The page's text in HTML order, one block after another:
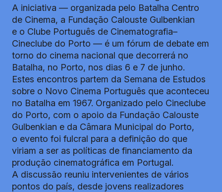
A iniciativa — organizada pelo Batalha Centro
de Cinema, a Fundação Calouste Gulbenkian
e o Clube Português de Cinematografia–
Cineclube do Porto — é um fórum de debate em
torno do cinema nacional que decorrerá no
Batalha, no Porto, nos dias 6 e 7 de junho.
Estes encontros partem da Semana de Estudos
sobre o Novo Cinema Português que aconteceu
no Batalha em 1967. Organizado pelo Cineclube
do Porto, com o apoio da Fundação Calouste
Gulbenkian e da Câmara Municipal do Porto,
o evento foi fulcral para a definição do que
viriam a ser as políticas de financiamento da
produção cinematográfica em Portugal.
A discussão reuniu intervenientes de vários
pontos do país, desde jovens realizadores